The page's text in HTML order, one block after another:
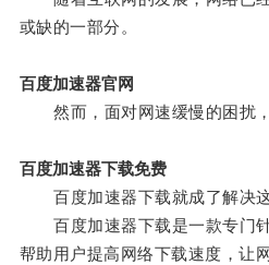
或缺的一部分。
百度加速器官网
然而，面对网速缓慢的困扰，
百度加速器下载免费
百度加速器下载就成了解决这
百度加速器下载是一款专门针
帮助用户提高网络下载速度，让